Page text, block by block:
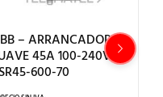
– ARRANCADOR
45A 100-240V
600-70